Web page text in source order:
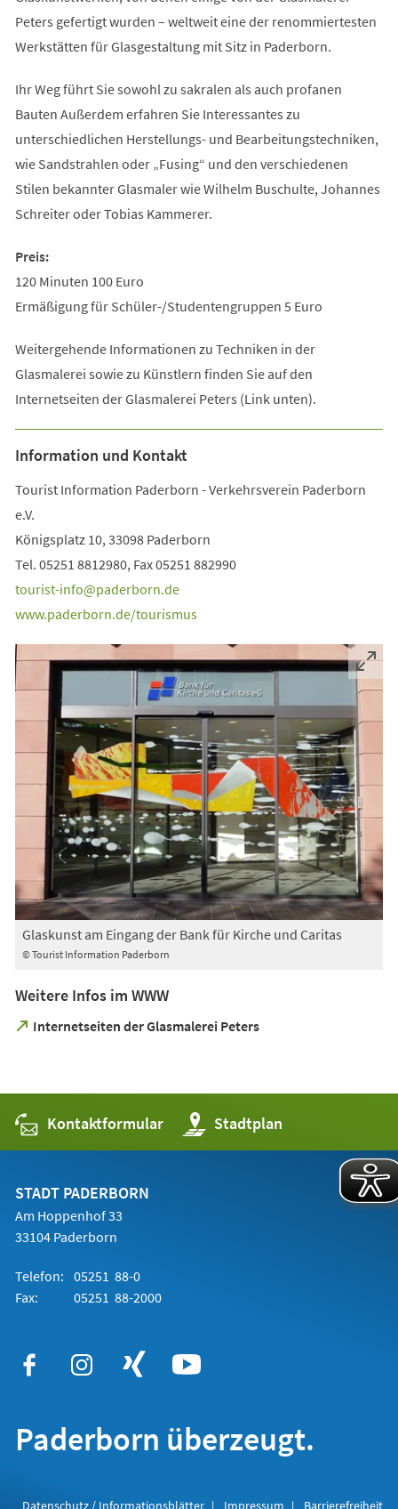
Peters gefertigt wurden – weltweit eine der renommiertesten
Werkstätten für Glasgestaltung mit Sitz in Paderborn.
Ihr Weg führt Sie sowohl zu sakralen als auch profanen
Bauten Außerdem erfahren Sie Interessantes zu
unterschiedlichen Herstellungs- und Bearbeitungstechniken,
wie Sandstrahlen oder „Fusing“ und den verschiedenen
Stilen bekannter Glasmaler wie Wilhelm Buschulte, Johannes
Schreiter oder Tobias Kammerer.
Preis:
120 Minuten 100 Euro
Ermäßigung für Schüler-/Studentengruppen 5 Euro
Weitergehende Informationen zu Techniken in der
Glasmalerei sowie zu Künstlern finden Sie auf den
Internetseiten der Glasmalerei Peters (Link unten).
Information und Kontakt
Tourist Information Paderborn - Verkehrsverein Paderborn
e.V.
Königsplatz 10, 33098 Paderborn
Tel. 05251 8812980, Fax 05251 882990
tourist-info
paderborn de
www.paderborn.de/tourismus
© Tourist Information Paderborn
Glaskunst am Eingang der Bank für Kirche und Caritas
Weitere Infos im WWW
Internetseiten der Glasmalerei Peters
(Öffnet
Tab)
Kontaktformular Stadtplan
(Öffnet
in
einem
STADT PADERBORN
Am Hoppenhof 33
33104 Paderborn
Telefon: 05251 88-0
Fax:
05251 88-2000
Paderborn überzeugt.